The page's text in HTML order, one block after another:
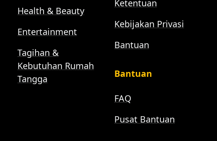
Health & Beauty
Entertainment
Tagihan &
Kebutuhan Rumah
Tangga
Ketentuan
Kebijakan Privasi
Bantuan
Bantuan
FAQ
Pusat Bantuan